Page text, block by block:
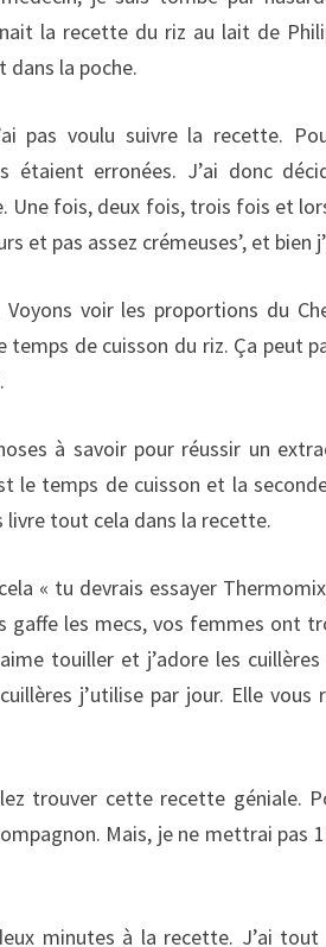
la recette du riz au lait de
la poche.
pas voulu suivre la recette.
étaient erronées. J’ai donc
Une fois, deux fois, trois fois et
et pas assez crémeuses’, et bien
voir les proportions du
de cuisson du riz. Ça peut
à savoir pour réussir un
le temps de cuisson et la
livre tout cela dans la recette.
« tu devrais essayer
les mecs, vos femmes ont
touiller et j’adore les
j’utilise par jour. Elle vous
trouver cette recette géniale.
Mais, je ne mettrai pas
minutes à la recette. J’ai